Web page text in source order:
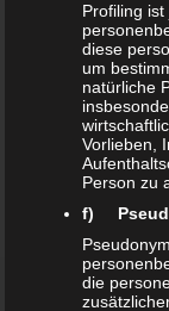
Türen /
Trennwände
Profiling
diese
um
natürliche
Vorlieben,
Person zu
f)
die